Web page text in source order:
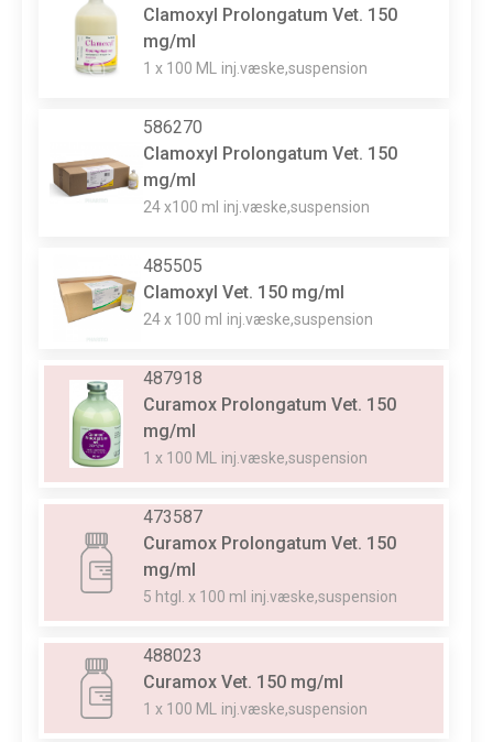
Clamoxyl Prolongatum Vet. 150
mg/ml
1 x 100 ML inj.væske,suspension
586270
Clamoxyl Prolongatum Vet. 150
mg/ml
24 x100 ml inj.væske,suspension
485505
Clamoxyl Vet. 150 mg/ml
24 x 100 ml inj.væske,suspension
487918
Curamox Prolongatum Vet. 150
mg/ml
1 x 100 ML inj.væske,suspension
473587
Curamox Prolongatum Vet. 150
mg/ml
5 htgl. x 100 ml inj.væske,suspension
488023
Curamox Vet. 150 mg/ml
1 x 100 ML inj.væske,suspension